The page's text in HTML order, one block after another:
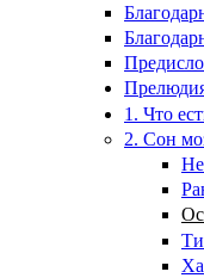
1. Что
2. Сон